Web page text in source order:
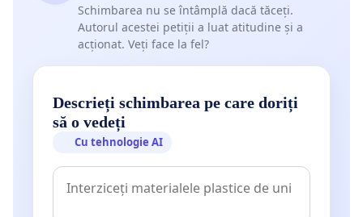
Schimbarea nu se întâmplă dacă tăceți.
Autorul acestei petiții a luat atitudine și a
acționat. Veți face la fel?
Descrieți schimbarea pe care doriți
să o vedeți
Cu tehnologie AI